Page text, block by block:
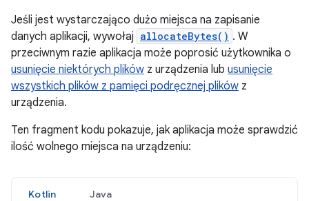
Jeśli jest wystarczająco dużo miejsca na zapisanie
danych aplikacji, wywołaj allocateBytes() . W
przeciwnym razie aplikacja może poprosić użytkownika o
usunięcie niektórych plików z urządzenia lub usunięcie
wszystkich plików z pamięci podręcznej plików z
urządzenia.
Ten fragment kodu pokazuje, jak aplikacja może sprawdzić
ilość wolnego miejsca na urządzeniu:
Kotlin Java